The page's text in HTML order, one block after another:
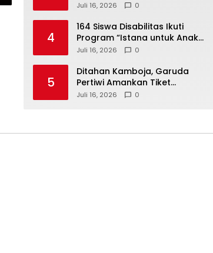
Dugaan Pemerasan Bupati
Juli 16, 2026 0
4
164 Siswa Disabilitas Ikuti
Program “Istana untuk Anak
Sekolah”, Kenali Sejarah
Juli 16, 2026 0
5
Ditahan Kamboja, Garuda
Pertiwi Amankan Tiket
Semifinal Piala AFF Putri 2026
Juli 16, 2026 0